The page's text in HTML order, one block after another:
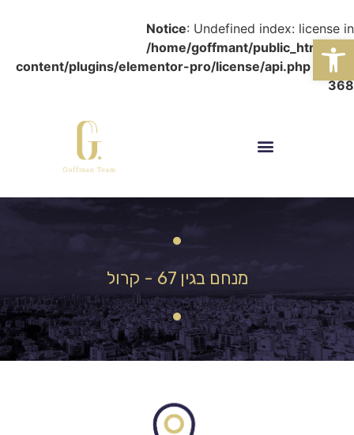
פתח סרגל נגישות
Notice: Undefined index: license in
/home/goffmant/public_html/wp-
content/plugins/elementor-pro/license/api.php on line
368
מנחם בגין 67 - קרול